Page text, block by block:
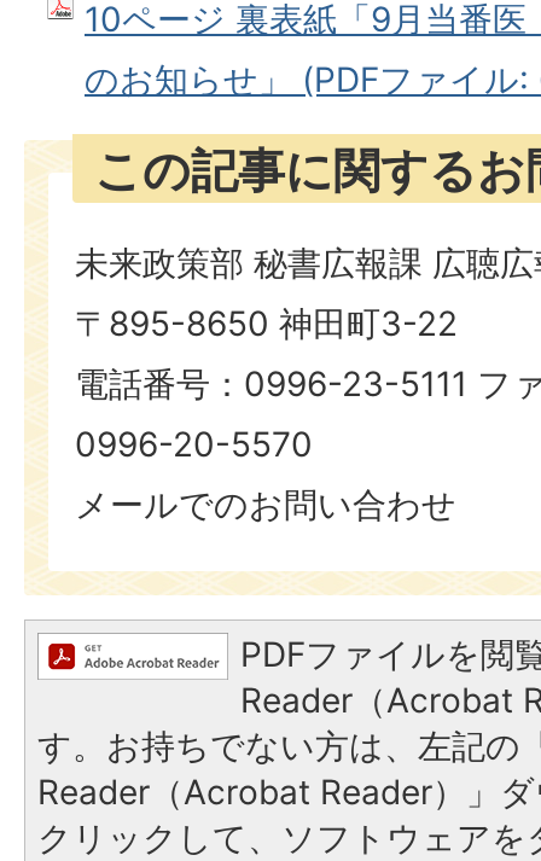
10ページ 裏表紙「9月当番
のお知らせ」 (PDFファイル:
この記事に関する
未来政策部 秘書広報課 広聴
〒895-8650 神田町3-22
電話番号：0996-23-5111 フ
0996-20-5570
メールでのお問い合わせ
PDFファイルを閲
Reader（Acrobat
す。お持ちでない方は、左記の
Reader（Acrobat Reader）」
クリックして、ソフトウェア